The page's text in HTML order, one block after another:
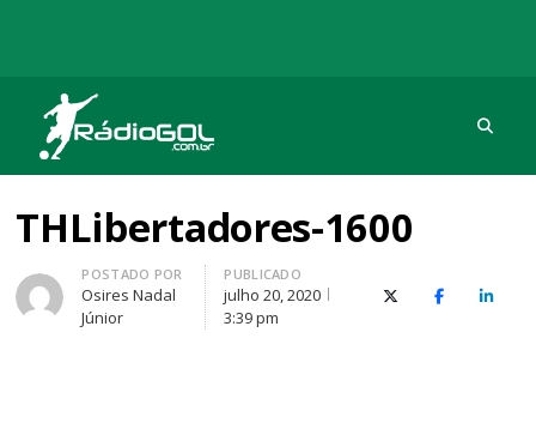
Rádio Gol
Há mais de 20 anos com as melhores coberturas
THLibertadores-1600
Autor
POSTADO POR
Osires Nadal
Júnior
PUBLICADO
julho 20, 2020
3:39 pm
X (Twitter)Facebook
O